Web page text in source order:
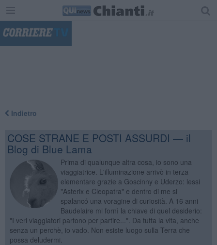
Indietro
COSE STRANE E POSTI ASSURDI — il
Blog di Blue Lama
Prima di qualunque altra cosa, io sono una
viaggiatrice. L'illuminazione arrivò in terza
elementare grazie a Goscinny e Uderzo: lessi
"Asterix e Cleopatra" e dentro di me si
spalancó una voragine di curiosità. A 16 anni
Baudelaire mi fornì la chiave di quel desiderio:
"I veri viaggiatori partono per partire...". Da tutta la vita, anche
senza un perchè, io vado. Non esiste luogo sulla Terra che
possa deludermi.